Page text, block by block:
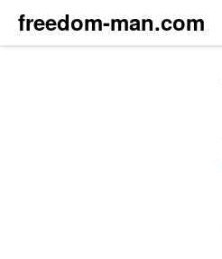
freedom-man.com